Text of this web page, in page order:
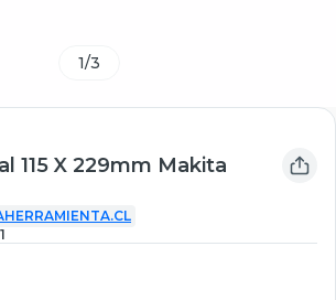
1/3
115 X 229mm Makita